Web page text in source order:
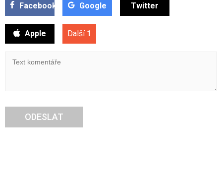
Facebook Google Twitter
Apple Další 1
ODESLAT